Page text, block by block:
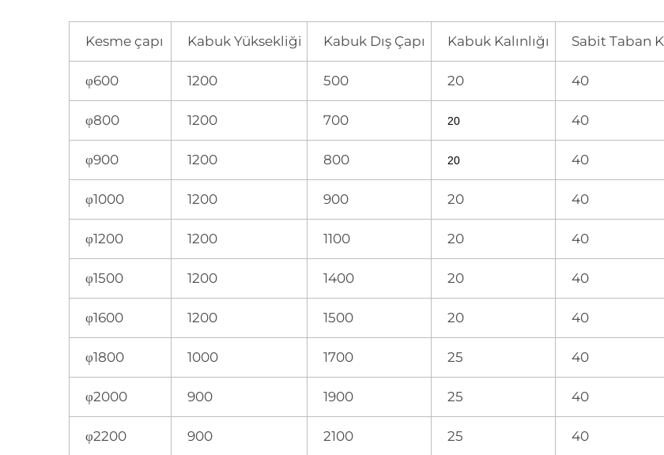
Kesme çapı Kabuk Yüksekliği Kabuk Dış Çapı Kabuk Kalınlığı Sabit Taban
φ600 1200 500 20 40
φ800 1200 700 20 40
φ900 1200 800 20 40
φ1000 1200 900 20 40
φ1200 1200 1100 20 40
φ1500 1200 1400 20 40
φ1600 1200 1500 20 40
φ1800 1000 1700 25 40
φ2000 900 1900 25 40
φ2200 900 2100 25 40